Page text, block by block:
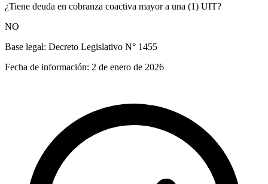
¿Tiene deuda en cobranza coactiva mayor a una (1) UIT?
NO
Base legal: Decreto Legislativo N° 1455
Fecha de información: 2 de enero de 2026